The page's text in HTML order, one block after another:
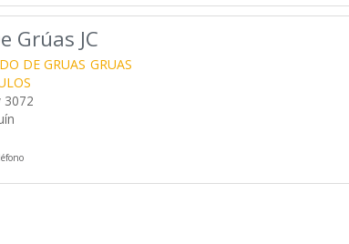
Grúas JC
DE GRUAS GRUAS
3072